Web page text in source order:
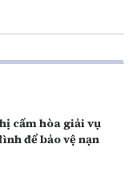
cấm hòa giải vụ
để bảo vệ nạn